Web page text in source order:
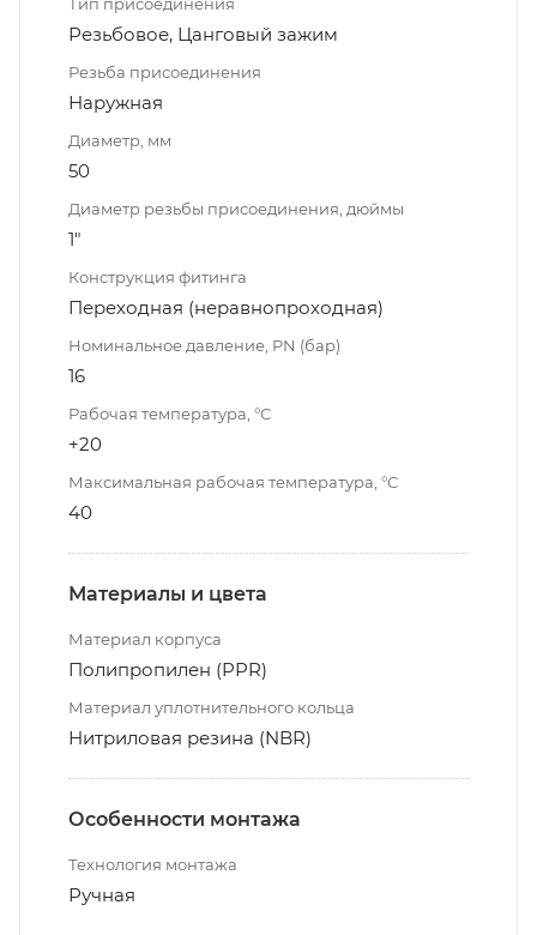
Резьбовое, Цанговый зажим
Резьба присоединения
Наружная
Диаметр, мм
50
Диаметр резьбы присоединения, дюймы
1"
Конструкция фитинга
Переходная (неравнопроходная)
Номинальное давление, PN (бар)
16
Рабочая температура, °С
+20
Максимальная рабочая температура, °С
40
Материалы и цвета
Материал корпуса
Полипропилен (PPR)
Материал уплотнительного кольца
Нитриловая резина (NBR)
Особенности монтажа
Технология монтажа
Ручная